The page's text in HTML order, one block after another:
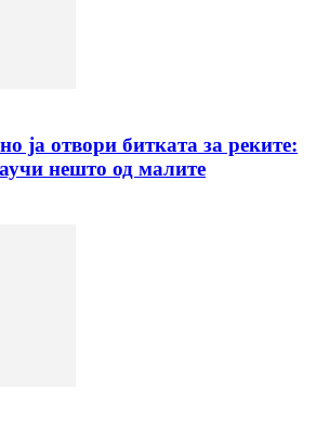
ја отвори битката за реките:
нешто од малите